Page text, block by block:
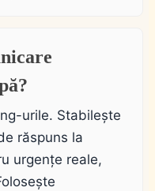
urile. Stabilește
răspuns la
urgențe reale,